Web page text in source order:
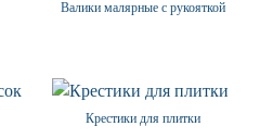
Валики малярные с рукояткой
Крестики для плитки